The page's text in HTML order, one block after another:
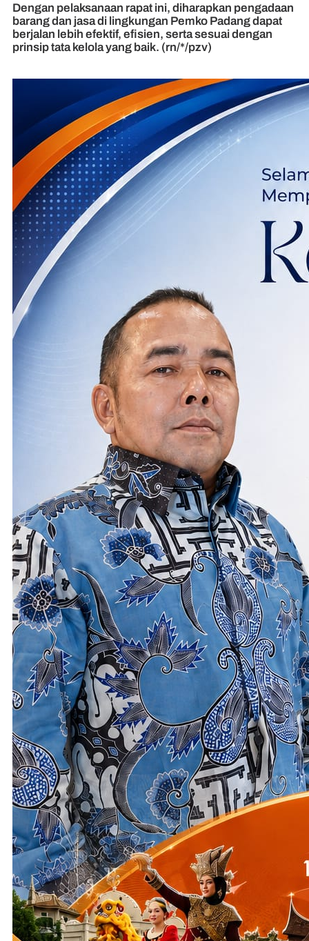
Dengan pelaksanaan rapat ini, diharapkan pengadaan
barang dan jasa di lingkungan Pemko Padang dapat
berjalan lebih efektif, efisien, serta sesuai dengan
prinsip tata kelola yang baik. (rn/*/pzv)